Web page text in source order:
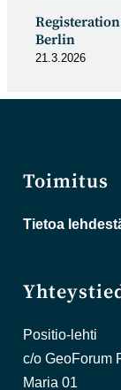
Berlin
21.3.2026
Toimitus
Tietoa
Positio-lehti
c/o GeoForum
Maria 01